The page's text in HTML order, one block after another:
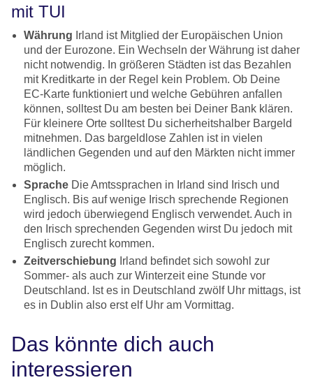
mit TUI
Währung Irland ist Mitglied der Europäischen Union
und der Eurozone. Ein Wechseln der Währung ist daher
nicht notwendig. In größeren Städten ist das Bezahlen
mit Kreditkarte in der Regel kein Problem. Ob Deine
EC-Karte funktioniert und welche Gebühren anfallen
können, solltest Du am besten bei Deiner Bank klären.
Für kleinere Orte solltest Du sicherheitshalber Bargeld
mitnehmen. Das bargeldlose Zahlen ist in vielen
ländlichen Gegenden und auf den Märkten nicht immer
möglich.
Sprache Die Amtssprachen in Irland sind Irisch und
Englisch. Bis auf wenige Irisch sprechende Regionen
wird jedoch überwiegend Englisch verwendet. Auch in
den Irisch sprechenden Gegenden wirst Du jedoch mit
Englisch zurecht kommen.
Zeitverschiebung Irland befindet sich sowohl zur
Sommer- als auch zur Winterzeit eine Stunde vor
Deutschland. Ist es in Deutschland zwölf Uhr mittags, ist
es in Dublin also erst elf Uhr am Vormittag.
Das könnte dich auch
interessieren